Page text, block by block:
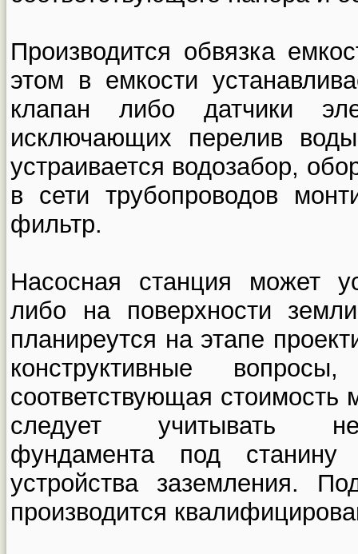
Производится обвязка
этом в емкости
клапан либо датчики
исключающих перелив
устраивается водозабор,
в сети трубопроводов
фильтр.
Насосная станция может
либо на поверхности
планиреутся на этапе
конструктивные
соответствующая стоимость
следует учитывать
фундамента под
устройства заземления.
производится